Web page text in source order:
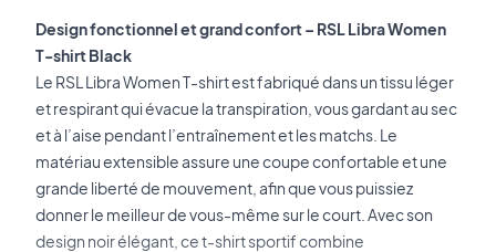
Design fonctionnel et grand confort – RSL Libra Women
T-shirt Black
Le RSL Libra Women T-shirt est fabriqué dans un tissu léger
et respirant qui évacue la transpiration, vous gardant au sec
et à l’aise pendant l’entraînement et les matchs. Le
matériau extensible assure une coupe confortable et une
grande liberté de mouvement, afin que vous puissiez
donner le meilleur de vous-même sur le court. Avec son
design noir élégant, ce t-shirt sportif combine